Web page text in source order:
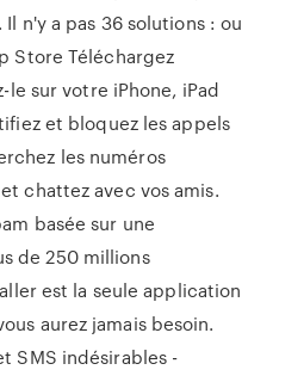
n'y a pas 36 solutions : ou
Store Téléchargez
sur votre iPhone, iPad
et bloquez les appels
les numéros
chattez avec vos amis.
basée sur une
de 250 millions
est la seule application
aurez jamais besoin.
SMS indésirables -